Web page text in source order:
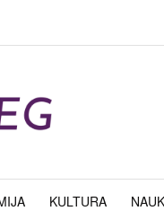
KULTURA